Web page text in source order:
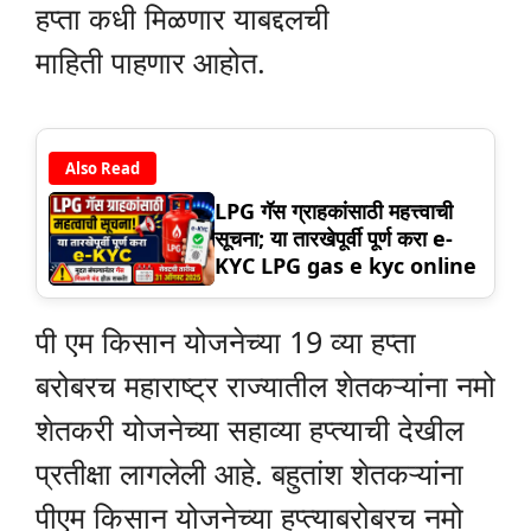
हप्ता कधी मिळणार याबद्दलची
माहिती पाहणार आहोत.
Also Read
LPG गॅस ग्राहकांसाठी महत्त्वाची
सूचना; या तारखेपूर्वी पूर्ण करा e-
KYC LPG gas e kyc online
पी एम किसान योजनेच्या 19 व्या हप्ता
बरोबरच महाराष्ट्र राज्यातील शेतकऱ्यांना नमो
शेतकरी योजनेच्या सहाव्या हप्त्याची देखील
प्रतीक्षा लागलेली आहे. बहुतांश शेतकऱ्यांना
पीएम किसान योजनेच्या हप्त्याबरोबरच नमो